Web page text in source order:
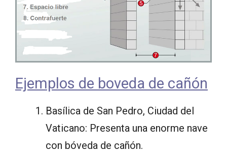
Ejemplos de boveda de cañón
Basílica de San Pedro, Ciudad del
Vaticano: Presenta una enorme nave
con bóveda de cañón.